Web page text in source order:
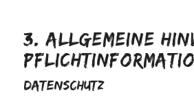
3. Allgemeine
Datenschutz